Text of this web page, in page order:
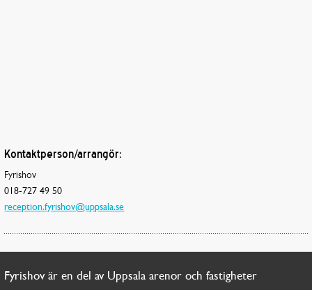
Kontaktperson/arrangör:
Fyrishov
018-727 49 50
reception.fyrishov@uppsala.se
Fyrishov är en del av Uppsala arenor och fastigheter